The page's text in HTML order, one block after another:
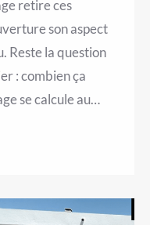
retire ces
son aspect
Reste la question
: combien ça
se calcule au…